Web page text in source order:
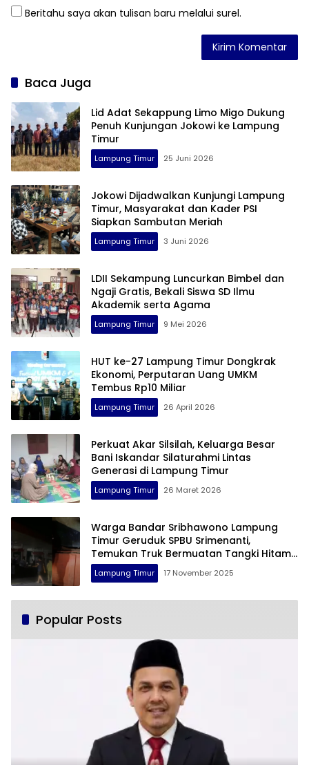
Beritahu saya akan tulisan baru melalui surel.
Baca Juga
Lid Adat Sekappung Limo Migo Dukung
Penuh Kunjungan Jokowi ke Lampung
Timur
Lampung Timur 25 Juni 2026
Jokowi Dijadwalkan Kunjungi Lampung
Timur, Masyarakat dan Kader PSI
Siapkan Sambutan Meriah
Lampung Timur 3 Juni 2026
LDII Sekampung Luncurkan Bimbel dan
Ngaji Gratis, Bekali Siswa SD Ilmu
Akademik serta Agama
Lampung Timur 9 Mei 2026
HUT ke-27 Lampung Timur Dongkrak
Ekonomi, Perputaran Uang UMKM
Tembus Rp10 Miliar
Lampung Timur 26 April 2026
Perkuat Akar Silsilah, Keluarga Besar
Bani Iskandar Silaturahmi Lintas
Generasi di Lampung Timur
Lampung Timur 26 Maret 2026
Warga Bandar Sribhawono Lampung
Timur Geruduk SPBU Srimenanti,
Temukan Truk Bermuatan Tangki Hitam
Ngecor Solar Setelah Jam Operasional
Lampung Timur 17 November 2025
Popular Posts